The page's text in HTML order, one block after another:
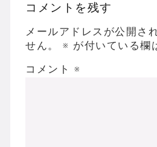
コメントを残す
メールアドレスが公開さ
せん。
※ が付いている欄
コメント ※